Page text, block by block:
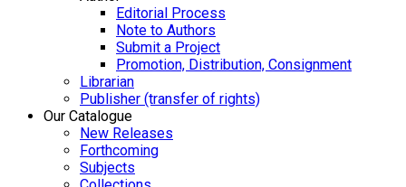
Editorial Process
Note to Authors
Submit a Project
Promotion, Distribution, Consignment
Librarian
Publisher (transfer of rights)
Our Catalogue
New Releases
Forthcoming
Subjects